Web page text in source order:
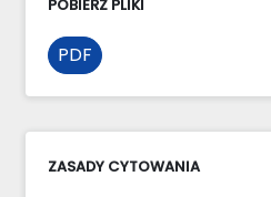
POBIERZ PLIKI
PDF
ZASADY CYTOWANIA